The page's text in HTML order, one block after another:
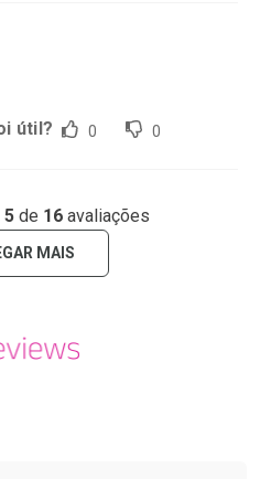
útil? 0 0
5de 16avaliações
MAIS